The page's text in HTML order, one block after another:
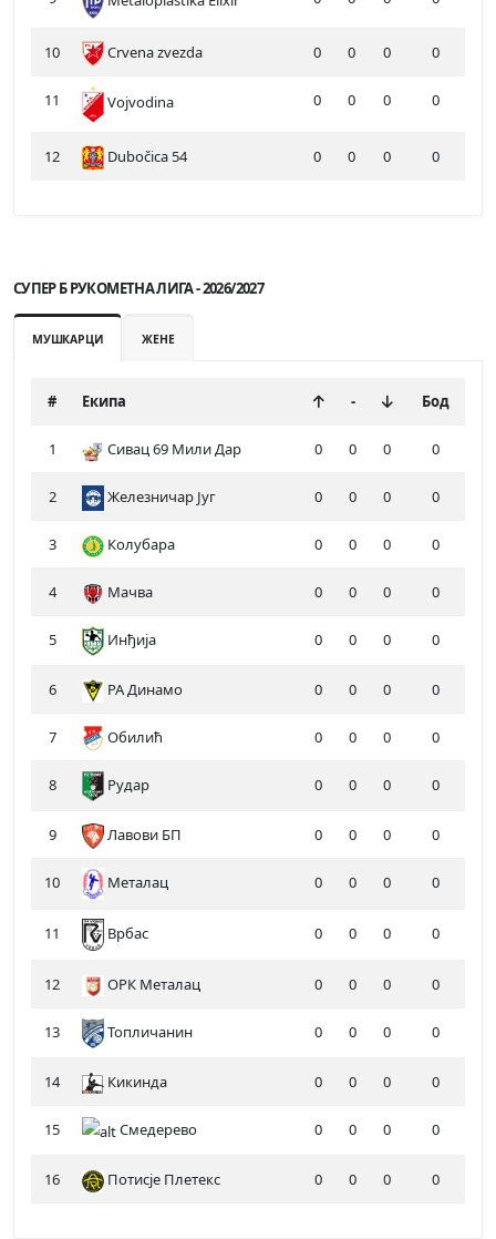
10 Crvena zvezda 0 0 0 0
11 Vojvodina 0 0 0 0
12 Dubočica 54 0 0 0 0
СУПЕР Б РУКОМЕТНА ЛИГА - 2026/2027
МУШКАРЦИ ЖЕНЕ
# Екипа - Бод
1 Сивац 69 Мили Дар 0 0 0 0
2 Железничар Југ 0 0 0 0
3 Колубара 0 0 0 0
4 Мачва 0 0 0 0
5 Инђија 0 0 0 0
6 РА Динамо 0 0 0 0
7 Обилић 0 0 0 0
8 Рудар 0 0 0 0
9 Лавови БП 0 0 0 0
10 Металац 0 0 0 0
11 Врбас 0 0 0 0
12 ОРК Металац 0 0 0 0
13 Топличанин 0 0 0 0
14 Кикинда 0 0 0 0
15 Смедерево 0 0 0 0
16 Потисје Плетекс 0 0 0 0